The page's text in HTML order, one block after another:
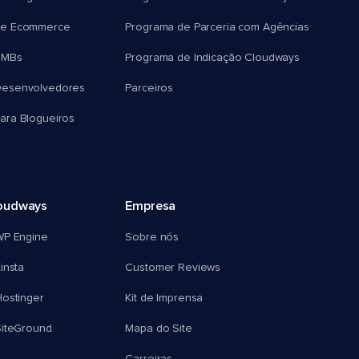
Ecommerce
Blogueiros
Programa de Parceria com Agências
Programa de Indicação Cloudways
Parceiros
Engine
Empresa
Sobre nós
Customer Reviews
Kit de Imprensa
Mapa do Site